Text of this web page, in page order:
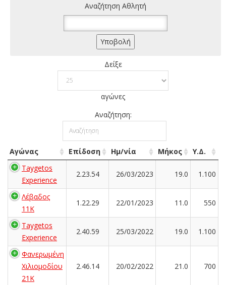
Αναζήτηση Αθλητή
Δείξε
αγώνες
Αναζήτηση:
Αγώνας Επίδοση Ημ/νία Μήκος
Υ.Δ.
Taygetos
Experience
2.23.54 26/03/2023 19.0 1.100
Λέβαδος
11K
1.22.29 22/01/2023 11.0 550
Taygetos
Experience
2.40.59 25/03/2022 19.0 1.100
Φανερωμένη
Χιλιομοδίου
21Κ
2.46.14 20/02/2022 21.0 700